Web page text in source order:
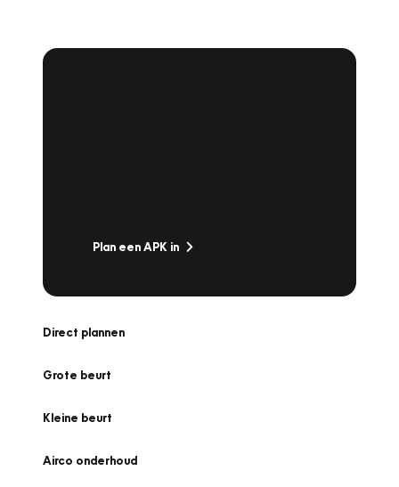
Plan een APK in
Direct plannen
Grote beurt
Kleine beurt
Airco onderhoud